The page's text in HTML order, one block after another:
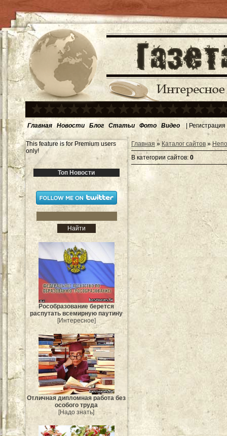
Главная Новости Блог Статьи Фото Видео | Регистрация
This feature is for Premium users
only!
Топ Новости
Рособразование берется
распутать всемирную паутину
[Интересное]
Отличная дипломная работа без
особого труда
[Надо знать]
Главная » Каталог сайтов »
В категории сайтов: 0